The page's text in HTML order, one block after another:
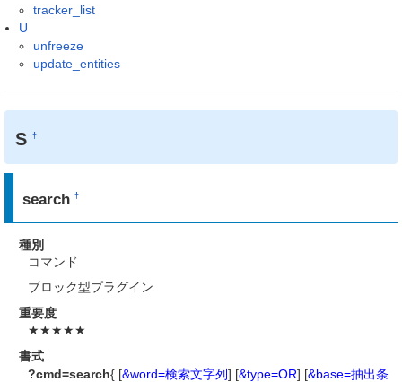
tracker_list
U
unfreeze
update_entities
S†
search†
種別
コマンド
ブロック型プラグイン
重要度
★★★★★
書式
?cmd=search{ [&word=検索文字列] [&type=OR] [&base=抽出条